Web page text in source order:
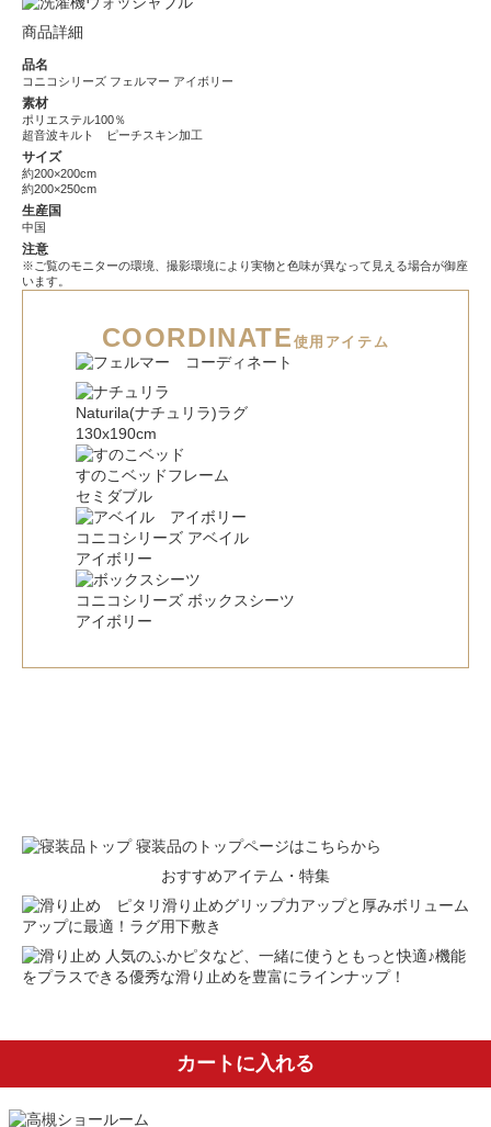
商品詳細
品名
コニコシリーズ フェルマー アイボリー
素材
ポリエステル100％
超音波キルト ピーチスキン加工
サイズ
約200×200cm
約200×250cm
生産国
中国
注意
※ご覧のモニターの環境、撮影環境により実物と色味が異なって見える場合が御座
います。
COORDINATE 使用アイテム
Naturila(ナチュリラ)ラグ
130x190cm
すのこベッドフレーム
セミダブル
コニコシリーズ アベイル
アイボリー
コニコシリーズ ボックスシーツ
アイボリー
寝装品のトップページはこちらから
おすすめアイテム・特集
滑り止めグリップ力アップと厚みボリューム
アップに最適！ラグ用下敷き
人気のふかピタなど、一緒に使うともっと快適♪機能
をプラスできる優秀な滑り止めを豊富にラインナップ！
カートに入れる